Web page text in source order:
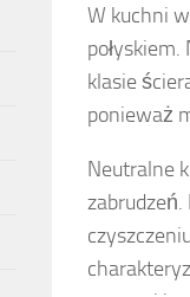
W kuchni
połyskiem.
klasie
ponieważ
Neutralne